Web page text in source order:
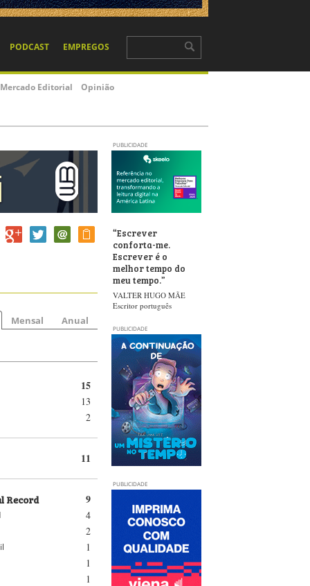
PODCAST EMPREGOS
Mercado Editorial Opinião
PUBLICIDADE
Mensal Anual
15
13
2
11
9
Record
4
2
1
1
1
“Escrever
conforta-me.
Escrever é o
melhor tempo do
meu tempo.”
VALTER HUGO MÃE
Escritor português
PUBLICIDADE
PUBLICIDADE